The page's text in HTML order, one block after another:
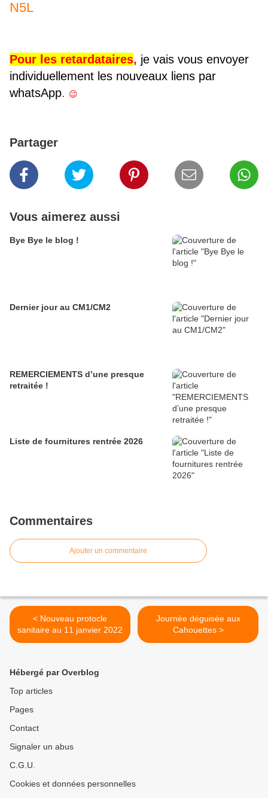
N5L
Pour les retardataires, je vais vous envoyer
individuellement les nouveaux liens par
whatsApp. 😉
Partager
Vous aimerez aussi
Bye Bye le blog !
Dernier jour au CM1/CM2
REMERCIEMENTS d’une presque
retraitée !
Liste de fournitures rentrée 2026
Commentaires
Ajouter un commentaire
< Nouveau protocle
sanitaire au 11 janvier 2022
Journée déguisée aux
Cahouettes >
Hébergé par Overblog
Top articles
Pages
Contact
Signaler un abus
C.G.U.
Cookies et données personnelles